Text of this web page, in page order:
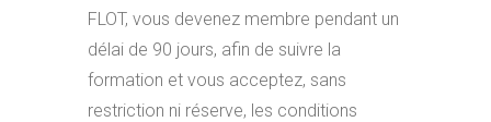
FLOT, vous devenez membre pendant un
délai de 90 jours, afin de suivre la
formation et vous acceptez, sans
restriction ni réserve, les conditions